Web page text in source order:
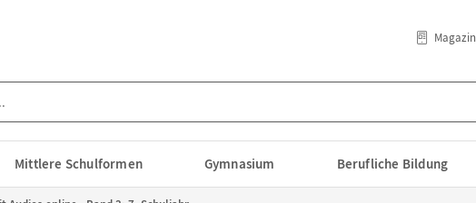
Magazin
Mittlere Schulformen Gymnasium Berufliche Bildung